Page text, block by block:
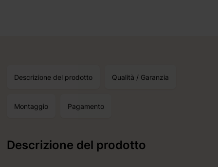
Descrizione del prodotto Qualità / Garanzia
Montaggio Pagamento
Descrizione del prodotto